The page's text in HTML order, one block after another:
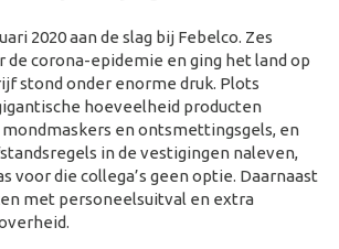
2020 aan de slag bij Febelco. Zes
de corona-epidemie en ging het land op
stond onder enorme druk. Plots
hoeveelheid producten
en ontsmettingsgels, en
in de vestigingen naleven,
voor die collega’s geen optie. Daarnaast
met personeelsuitval en extra